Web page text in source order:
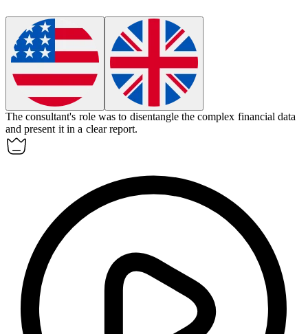
The consultant's role was to disentangle the complex financial data
and present it in a clear report.